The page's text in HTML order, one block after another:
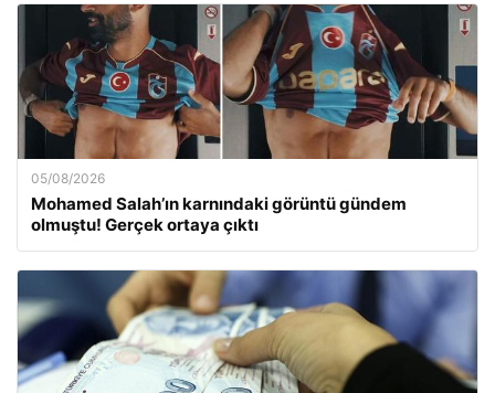
05/08/2026
Mohamed Salah’ın karnındaki görüntü gündem
olmuştu! Gerçek ortaya çıktı